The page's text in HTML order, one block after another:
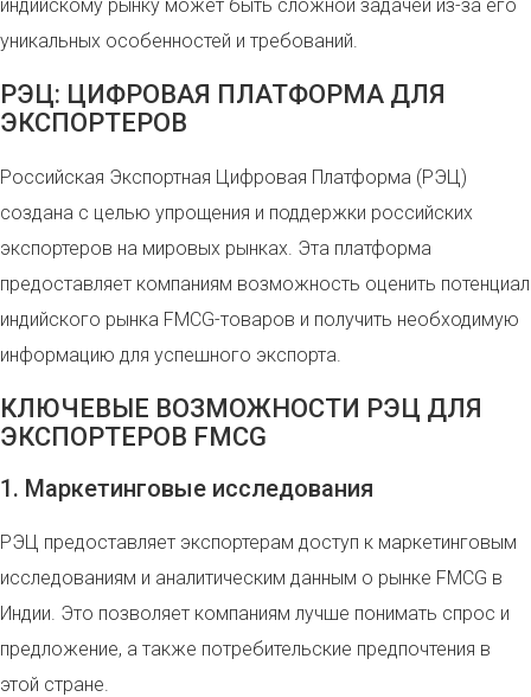
индийскому рынку может быть сложной задачей из-за его
уникальных особенностей и требований.
РЭЦ: ЦИФРОВАЯ ПЛАТФОРМА ДЛЯ
ЭКСПОРТЕРОВ
Российская Экспортная Цифровая Платформа (РЭЦ)
создана с целью упрощения и поддержки российских
экспортеров на мировых рынках. Эта платформа
предоставляет компаниям возможность оценить потенциал
индийского рынка FMCG-товаров и получить необходимую
информацию для успешного экспорта.
КЛЮЧЕВЫЕ ВОЗМОЖНОСТИ РЭЦ ДЛЯ
ЭКСПОРТЕРОВ FMCG
1. Маркетинговые исследования
РЭЦ предоставляет экспортерам доступ к маркетинговым
исследованиям и аналитическим данным о рынке FMCG в
Индии. Это позволяет компаниям лучше понимать спрос и
предложение, а также потребительские предпочтения в
этой стране.